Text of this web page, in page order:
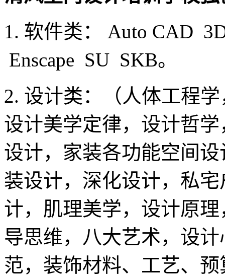
1. 软件类： Auto CAD
Enscape SU SKB。
2. 设计类：（人体工程
设计美学定律，设计哲
设计，家装各功能空间
装设计，深化设计，私
计，肌理美学，设计原
导思维，八大艺术，设
范，装饰材料、工艺、